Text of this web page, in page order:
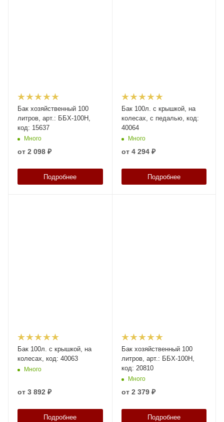
Бак хозяйственный 100
литров, арт.: ББХ-100Н,
код: 15637
Много
от 2 098 ₽
Подробнее
Бак 100л. с крышкой, на
колесах, с педалью, код:
40064
Много
от 4 294 ₽
Подробнее
Бак 100л. с крышкой, на
колесах, код: 40063
Много
от 3 892 ₽
Подробнее
Бак хозяйственный 100
литров, арт.: ББХ-100Н,
код: 20810
Много
от 2 379 ₽
Подробнее